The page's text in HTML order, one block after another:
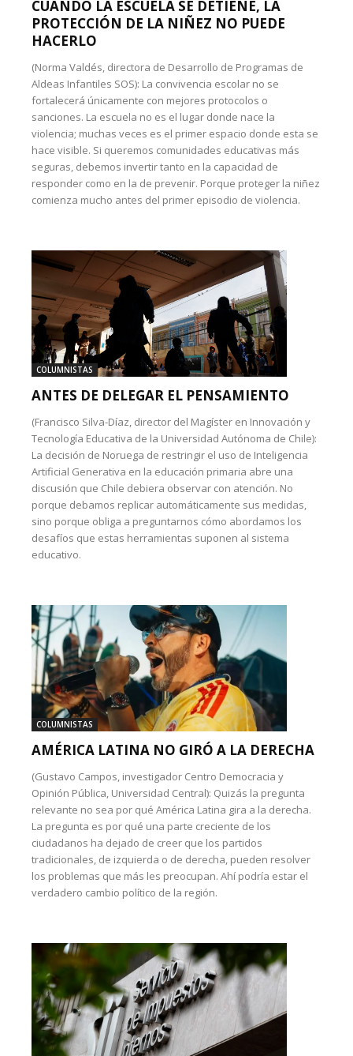
CUANDO LA ESCUELA SE DETIENE, LA
PROTECCIÓN DE LA NIÑEZ NO PUEDE
HACERLO
(Norma Valdés, directora de Desarrollo de Programas de
Aldeas Infantiles SOS): La convivencia escolar no se
fortalecerá únicamente con mejores protocolos o
sanciones. La escuela no es el lugar donde nace la
violencia; muchas veces es el primer espacio donde esta se
hace visible. Si queremos comunidades educativas más
seguras, debemos invertir tanto en la capacidad de
responder como en la de prevenir. Porque proteger la niñez
comienza mucho antes del primer episodio de violencia.
COLUMNISTAS
ANTES DE DELEGAR EL PENSAMIENTO
(Francisco Silva-Díaz, director del Magíster en Innovación y
Tecnología Educativa de la Universidad Autónoma de Chile):
La decisión de Noruega de restringir el uso de Inteligencia
Artificial Generativa en la educación primaria abre una
discusión que Chile debiera observar con atención. No
porque debamos replicar automáticamente sus medidas,
sino porque obliga a preguntarnos cómo abordamos los
desafíos que estas herramientas suponen al sistema
educativo.
COLUMNISTAS
AMÉRICA LATINA NO GIRÓ A LA DERECHA
(Gustavo Campos, investigador Centro Democracia y
Opinión Pública, Universidad Central): Quizás la pregunta
relevante no sea por qué América Latina gira a la derecha.
La pregunta es por qué una parte creciente de los
ciudadanos ha dejado de creer que los partidos
tradicionales, de izquierda o de derecha, pueden resolver
los problemas que más les preocupan. Ahí podría estar el
verdadero cambio político de la región.